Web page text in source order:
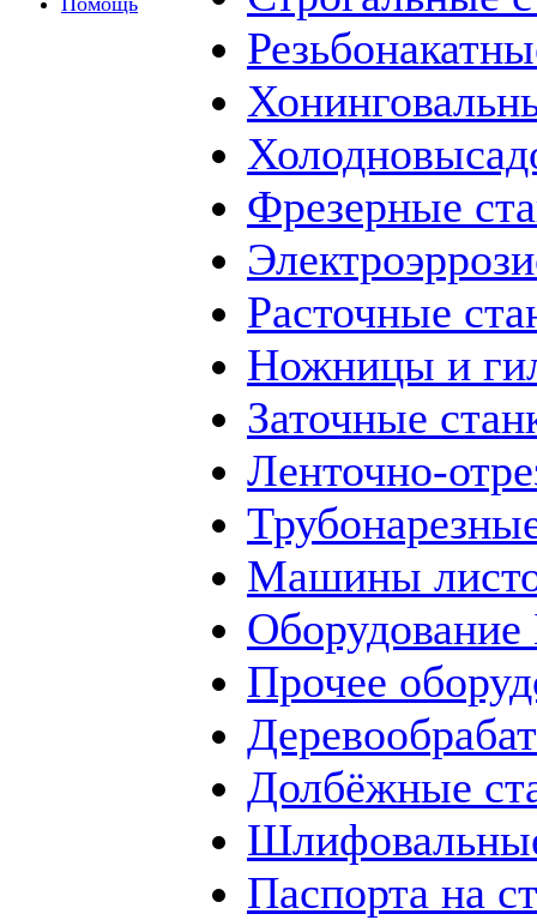
Фрезерные
Расточные
Ножницы и
Заточные
Ленточно-
Машины
Прочее
Долбёжные
Паспорта на